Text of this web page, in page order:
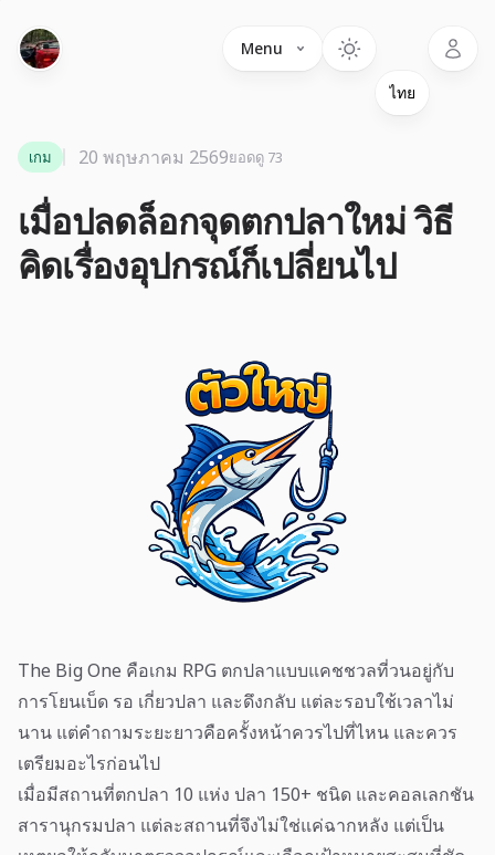
Menu Language
เมื่อปลดล็อกจุดตกปลาใหม่ วิธี
คิดเรื่องอุปกรณ์ก็เปลี่ยนไป
เกม 20 พฤษภาคม 2569ยอดดู 73
The Big One คือเกม RPG ตกปลาแบบแคชชวลที่วนอยู่กับ
การโยนเบ็ด รอ เกี่ยวปลา และดึงกลับ แต่ละรอบใช้เวลาไม่
นาน แต่คำถามระยะยาวคือครั้งหน้าควรไปที่ไหน และควร
เตรียมอะไรก่อนไป
เมื่อมีสถานที่ตกปลา 10 แห่ง ปลา 150+ ชนิด และคอลเลกชัน
สารานุกรมปลา แต่ละสถานที่จึงไม่ใช่แค่ฉากหลัง แต่เป็น